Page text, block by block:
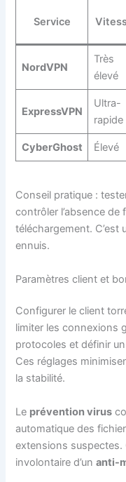
Service
NordVPN
Très
élevé
ExpressVPN
Ultra-
rapide
CyberGhost Élevé
Conseil pratique :
contrôler l’absence
téléchargement. C’est
ennuis.
Paramètres client et
Configurer le client
limiter les connexions
protocoles et définir
Ces réglages
la stabilité.
Le prévention virus
automatique des
extensions suspectes.
involontaire d’unanti-